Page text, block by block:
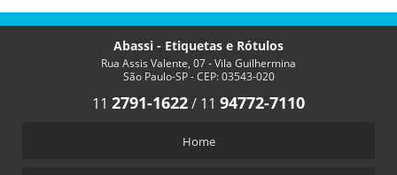
Abassi - Etiquetas e Rótulos
Rua Assis Valente, 07 - Vila Guilhermina
São Paulo-SP - CEP: 03543-020
11 2791-1622/ 11 94772-7110
Home